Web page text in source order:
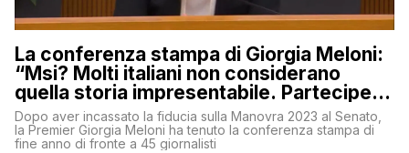
La conferenza stampa di Giorgia Meloni:
“Msi? Molti italiani non considerano
quella storia impresentabile. Parteciperò
al 25 aprile”
Dopo aver incassato la fiducia sulla Manovra 2023 al Senato,
la Premier Giorgia Meloni ha tenuto la conferenza stampa di
fine anno di fronte a 45 giornalisti